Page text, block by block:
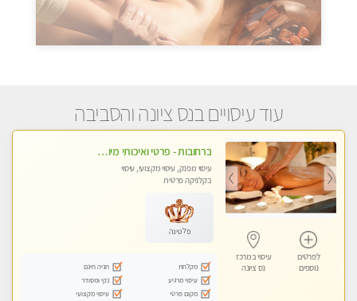
עוד עיסויים בנס ציונה והסביבה
לפרטים
נוספים
עיסוי במרכז
נס ציונה
ברחובות - פרטי ואיכותי מיוחד קלאסי עיסוי לאורך כל הגוף!
עיסוי מפנק, עיסוי מקצועי, עיסוי
בקלניקה פרטית
פלטינה
מקלחת
חניה חינם
עיסוי מרגיע
נקי ומסודר
מקום פרטי
עיסוי מקצועי